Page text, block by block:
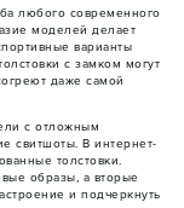
любого современного
моделей делает
варианты
с замком могут
даже самой
с отложным
свитшоты. В интернет-
толстовки.
образы, а вторые
и подчеркнуть